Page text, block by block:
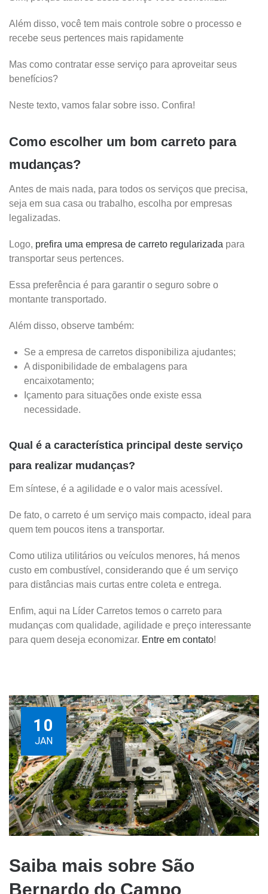
Além disso, você tem mais controle sobre o processo e
recebe seus pertences mais rapidamente
Mas como contratar esse serviço para aproveitar seus
benefícios?
Neste texto, vamos falar sobre isso. Confira!
Como escolher um bom carreto para
mudanças?
Antes de mais nada, para todos os serviços que precisa,
seja em sua casa ou trabalho, escolha por empresas
legalizadas.
Logo, prefira uma empresa de carreto regularizada para
transportar seus pertences.
Essa preferência é para garantir o seguro sobre o
montante transportado.
Além disso, observe também:
Se a empresa de carretos disponibiliza ajudantes;
A disponibilidade de embalagens para
encaixotamento;
Içamento para situações onde existe essa
necessidade.
Qual é a característica principal deste serviço
para realizar mudanças?
Em síntese, é a agilidade e o valor mais acessível.
De fato, o carreto é um serviço mais compacto, ideal para
quem tem poucos itens a transportar.
Como utiliza utilitários ou veículos menores, há menos
custo em combustível, considerando que é um serviço
para distâncias mais curtas entre coleta e entrega.
Enfim, aqui na Líder Carretos temos o carreto para
mudanças com qualidade, agilidade e preço interessante
para quem deseja economizar. Entre em contato!
10
JAN
Saiba mais sobre São
Bernardo do Campo